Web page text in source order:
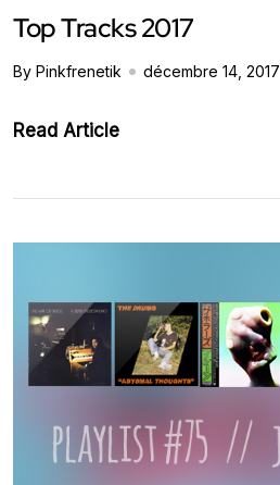
Top Tracks 2017
By Pinkfrenetik décembre 14, 2017
Read Article